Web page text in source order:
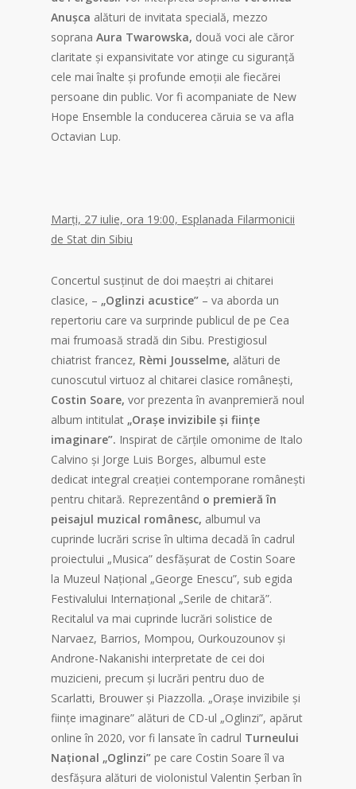
Anușca alături de invitata specială, mezzo
soprana Aura Twarowska, două voci ale căror
claritate și expansivitate vor atinge cu siguranță
cele mai înalte și profunde emoții ale fiecărei
persoane din public. Vor fi acompaniate de New
Hope Ensemble la conducerea căruia se va afla
Octavian Lup.
Marți, 27 iulie, ora 19:00, Esplanada Filarmonicii
de Stat din Sibiu
Concertul susținut de doi maeștri ai chitarei
clasice, – „Oglinzi acustice” – va aborda un
repertoriu care va surprinde publicul de pe Cea
mai frumoasă stradă din Sibu. Prestigiosul
chiatrist francez, Rèmi Jousselme, alături de
cunoscutul virtuoz al chitarei clasice românești,
Costin Soare, vor prezenta în avanpremieră noul
album intitulat „Oraşe invizibile şi fiinţe
imaginare”. Inspirat de cărţile omonime de Italo
Calvino şi Jorge Luis Borges, albumul este
dedicat integral creaţiei contemporane româneşti
pentru chitară. Reprezentând o premieră în
peisajul muzical românesc, albumul va
cuprinde lucrări scrise în ultima decadă în cadrul
proiectului „Musica” desfăşurat de Costin Soare
la Muzeul Naţional „George Enescu”, sub egida
Festivalului Internaţional „Serile de chitară”.
Recitalul va mai cuprinde lucrări solistice de
Narvaez, Barrios, Mompou, Ourkouzounov şi
Androne-Nakanishi interpretate de cei doi
muzicieni, precum şi lucrări pentru duo de
Scarlatti, Brouwer şi Piazzolla. „Oraşe invizibile şi
fiinţe imaginare” alături de CD-ul „Oglinzi”, apărut
online în 2020, vor fi lansate în cadrul Turneului
Naţional „Oglinzi” pe care Costin Soare îl va
desfăşura alături de violonistul Valentin Şerban în